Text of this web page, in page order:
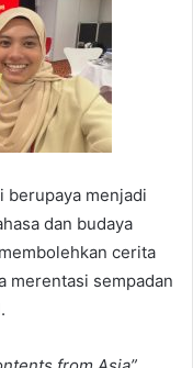
berupaya menjadi
dan budaya
cerita
merentasi sempadan